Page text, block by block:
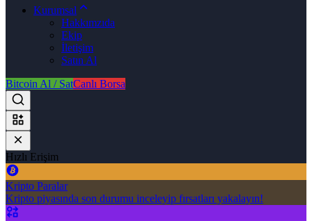
Kurumsal
Hakkımzıda
Ekip
İletişim
Satın Al
Bitcoin Al / SatCanlı Borsa
Hızlı Erişim
Kripto Paralar
Kripto piyasında son durumu inceleyip fırsatları yakalayın!